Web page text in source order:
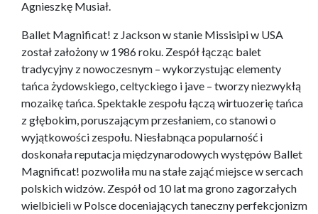
Agnieszkę Musiał.
Ballet Magnificat! z Jackson w stanie Missisipi w USA
został założony w 1986 roku. Zespół łącząc balet
tradycyjny z nowoczesnym – wykorzystując elementy
tańca żydowskiego, celtyckiego i jave – tworzy niezwykłą
mozaikę tańca. Spektakle zespołu łączą wirtuozerię tańca
z głębokim, poruszającym przesłaniem, co stanowi o
wyjątkowości zespołu. Niesłabnąca popularność i
doskonała reputacja międzynarodowych występów Ballet
Magnificat! pozwoliła mu na stałe zająć miejsce w sercach
polskich widzów. Zespół od 10 lat ma grono zagorzałych
wielbicieli w Polsce doceniających taneczny perfekcjonizm